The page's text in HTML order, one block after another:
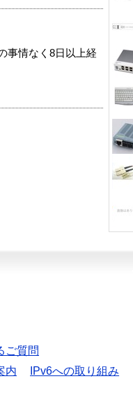
事情なく8日以上経
ご質問
内
IPv6への取り組み